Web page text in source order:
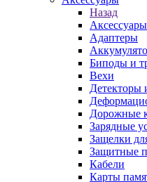
Назад
Аксессуары
Адаптеры
Биподы и
Вехи
Детекторы
Дорожные
Зарядные
Защелки
Защитные
Кабели
Карты